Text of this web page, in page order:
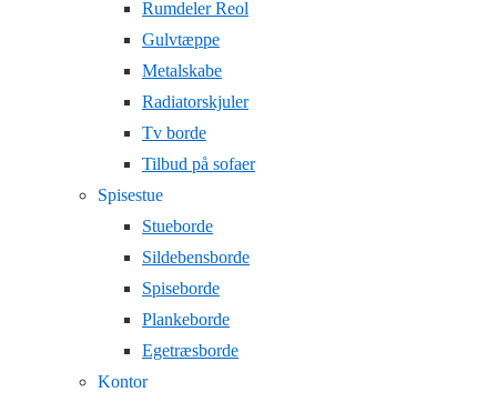
Rumdeler Reol
Gulvtæppe
Metalskabe
Radiatorskjuler
Tv borde
Tilbud på sofaer
Spisestue
Stueborde
Sildebensborde
Spiseborde
Plankeborde
Egetræsborde
Kontor